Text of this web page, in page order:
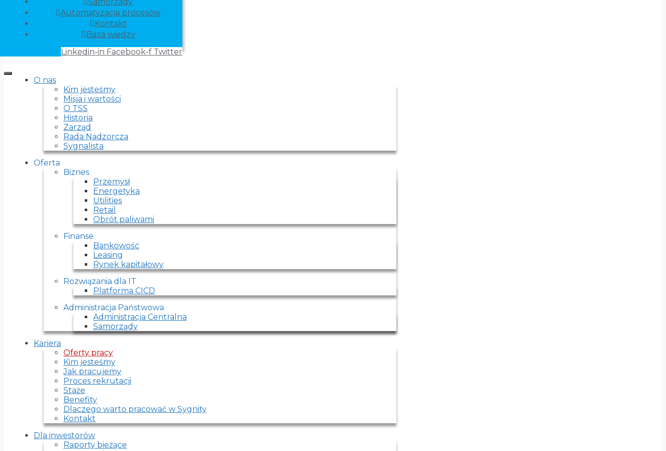
Automatyzacja procesów
Kontakt
Baza wiedzy
Linkedin-in Facebook-f Twitter
O nas
Kim jesteśmy
Misja i wartości
O TSS
Historia
Zarząd
Rada Nadzorcza
Sygnalista
Oferta
Biznes
Przemysł
Energetyka
Utilities
Retail
Obrót paliwami
Finanse
Bankowość
Leasing
Rynek kapitałowy
Rozwiązania dla IT
Platforma CICD
Administracja Państwowa
Administracja Centralna
Samorządy
Kariera
Oferty pracy
Kim jesteśmy
Jak pracujemy
Proces rekrutacji
Staże
Benefity
Dlaczego warto pracować w Sygnity
Kontakt
Dla inwestorów
Raporty bieżące